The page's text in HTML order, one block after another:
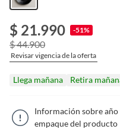
$ 21.990 -51%
$ 44.900
Revisar vigencia de la oferta
Llega mañana Retira
Información sobre
empaque del producto